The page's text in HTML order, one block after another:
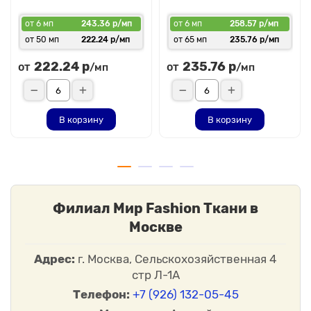
от 6 мп
243.36 р/мп
от 50 мп
222.24 р/мп
от 222.24 р/мп
В корзину
от 6 мп
258.57 р/мп
от 65 мп
235.76 р/мп
от 235.76 р/мп
В корзину
Филиал Мир Fashion Ткани в
Москве
Адрес: г. Москва, Сельскохозяйственная 4
стр Л-1А
Телефон: +7 (926) 132-05-45